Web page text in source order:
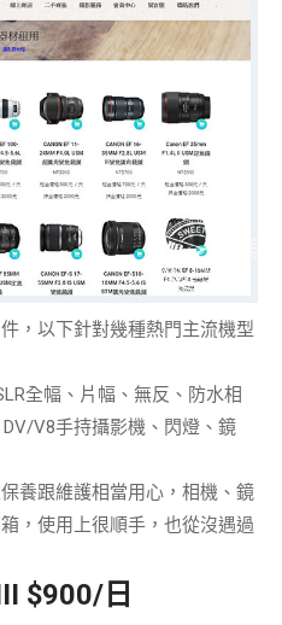
，以下針對幾種熱門主流機型
全幅、片幅、無反、防水相
V8手持攝影機、閃燈、鏡
保養跟維護相當用心 ，相機、鏡
，使用上很順手，也從沒遇過
$900/日